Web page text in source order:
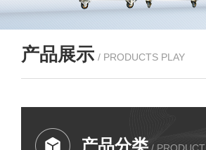
产品展示 / PRODUCTS PLAY
产品分类